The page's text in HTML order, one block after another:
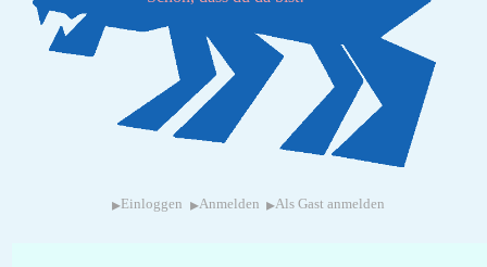
▸ Einloggen ▸Anmelden ▸Als Gast anmelden